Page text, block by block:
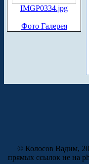
IMGP0334.jpg
Фото Галерея
© Колосов Вадим,
прямых ссылок не на